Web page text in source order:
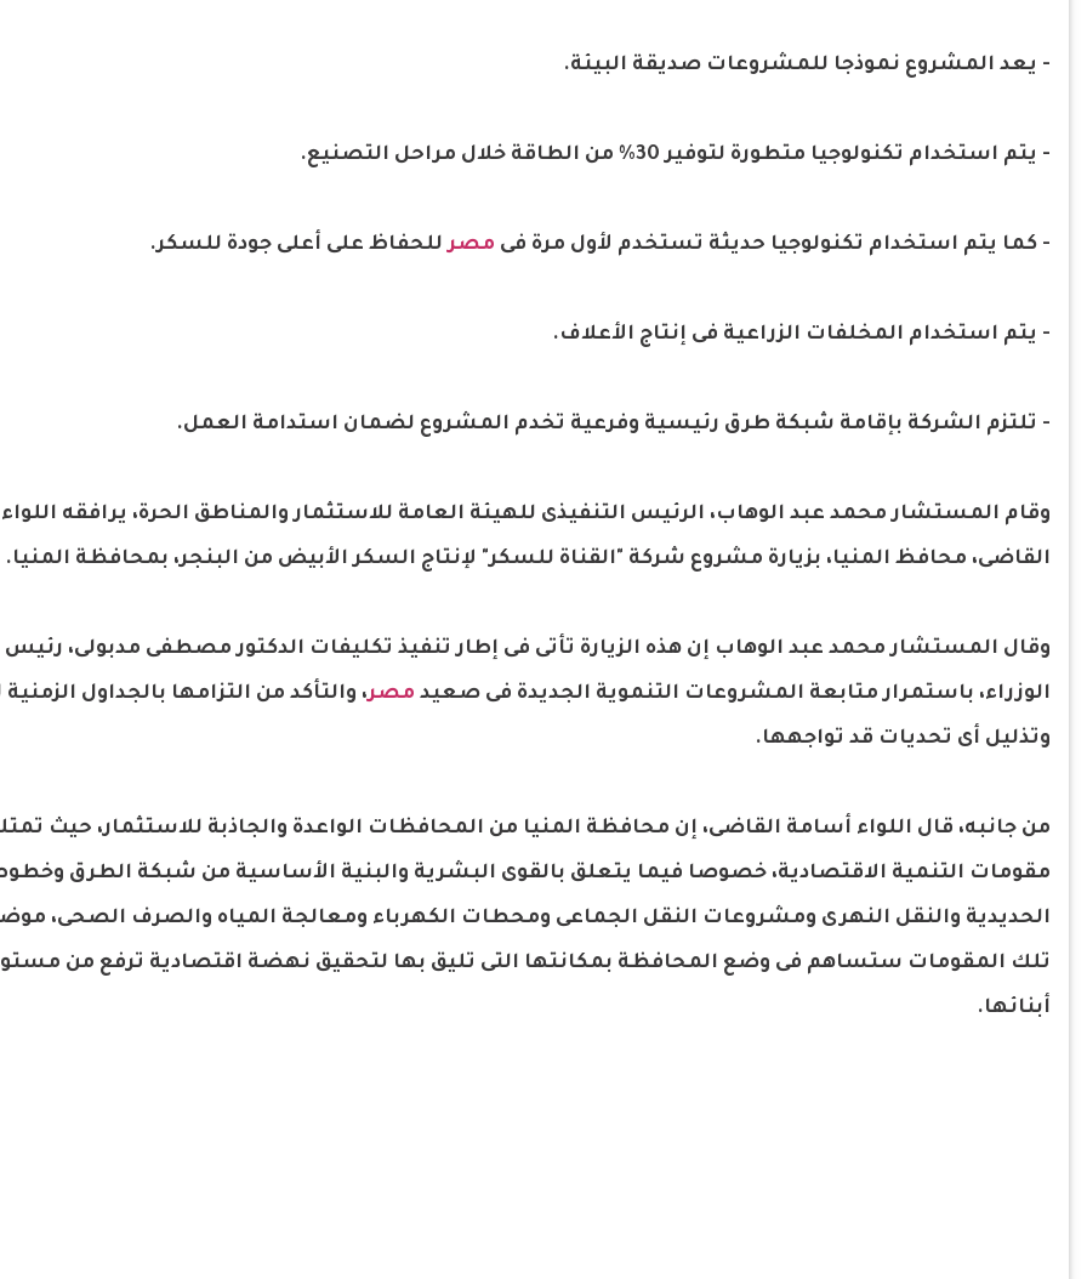
- يعد المشروع نموذجا للمشروعات صديقة البيئة.
- يتم استخدام تكنولوجيا متطورة لتوفير 30% من الطاقة خلال مراحل التصنيع.
- كما يتم استخدام تكنولوجيا حديثة تستخدم لأول مرة فى مصرللحفاظ على أعلى جودة للسكر.
- يتم استخدام المخلفات الزراعية فى إنتاج الأعلاف.
- تلتزم الشركة بإقامة شبكة طرق رئيسية وفرعية تخدم المشروع لضمان استدامة العمل.
وقام المستشار محمد عبد الوهاب، الرئيس التنفيذى للهيئة العامة للاستثمار والمناطق الحرة، يرافقه
القاضى، محافظ المنيا، بزيارة مشروع شركة "القناة للسكر" لإنتاج السكر الأبيض من البنجر، بمحافظة المنيا.
وقال المستشار محمد عبد الوهاب إن هذه الزيارة تأتى فى إطار تنفيذ تكليفات الدكتور مصطفى مدبولى،
الوزراء، باستمرار متابعة المشروعات التنموية الجديدة فى صعيد مصر، والتأكد من التزامها بالجداول الزمنية
وتذليل أى تحديات قد تواجهها.
من جانبه، قال اللواء أسامة القاضى، إن محافظة المنيا من المحافظات الواعدة والجاذبة للاستثمار، حيث
مقومات التنمية الاقتصادية، خصوصا فيما يتعلق بالقوى البشرية والبنية الأساسية من شبكة الطرق
الحديدية والنقل النهرى ومشروعات النقل الجماعى ومحطات الكهرباء ومعالجة المياه والصرف الصحى،
تلك المقومات ستساهم فى وضع المحافظة بمكانتها التى تليق بها لتحقيق نهضة اقتصادية ترفع من
أبنائها.